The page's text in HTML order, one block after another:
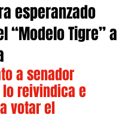
esperanzado
“Modelo Tigre” a
a senador
reivindica e
votar el